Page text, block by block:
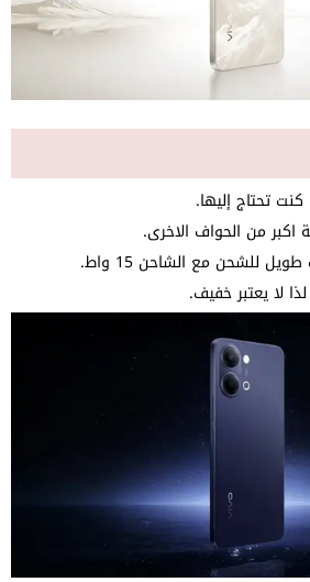
اكبر من الحواف الاخرى.
للشحن مع الشاحن 15 واط.